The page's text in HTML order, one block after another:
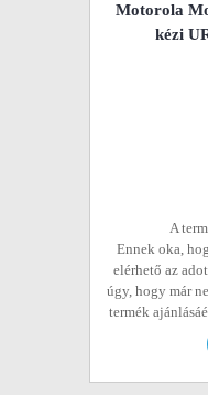
Motorola
kézi
A
Ennek oka,
elérhető az
úgy, hogy már
termék